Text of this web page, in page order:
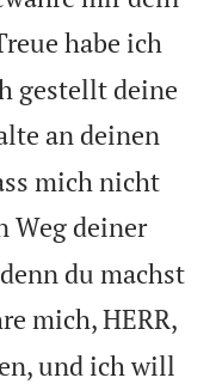
habe ich
gestellt deine
an deinen
mich nicht
Weg deiner
du machst
mich, HERR,
und ich will